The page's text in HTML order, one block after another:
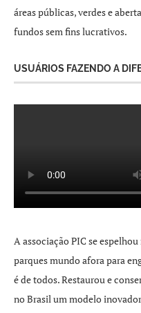
áreas públicas, verdes e
fundos sem fins lucrativos.
USUÁRIOS FAZENDO A
A associação PIC se
parques mundo afora para
é de todos. Restaurou e
no Brasil um modelo